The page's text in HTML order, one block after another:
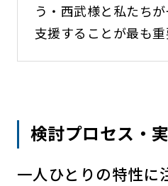
う・西武様と私たち
支援することが最も重
検討プロセス・
一人ひとりの特性に